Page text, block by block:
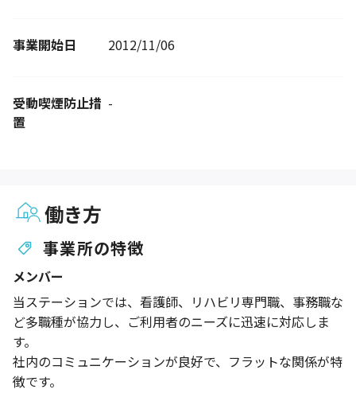
事業開始日 2012/11/06
受動喫煙防止措
置
-
働き方
事業所の特徴
メンバー
当ステーションでは、看護師、リハビリ専門職、事務職な
ど多職種が協力し、ご利用者のニーズに迅速に対応しま
す。
社内のコミュニケーションが良好で、フラットな関係が特
徴です。